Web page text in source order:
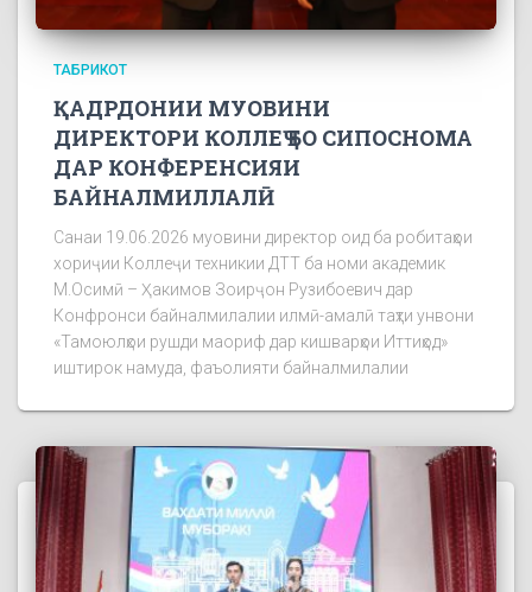
ТАБРИКОТ
ҚАДРДОНИИ МУОВИНИ
ДИРЕКТОРИ КОЛЛЕҶ БО СИПОСНОМА
ДАР КОНФЕРЕНСИЯИ
БАЙНАЛМИЛЛАЛӢ
Санаи 19.06.2026 муовини директор оид ба робитаҳои
хориҷии Коллеҷи техникии ДТТ ба номи академик
М.Осимӣ – Ҳакимов Зоирҷон Рузибоевич дар
Конфронси байналмилалии илмӣ-амалӣ таҳти унвони
«Тамоюлҳои рушди маориф дар кишварҳои Иттиҳод»
иштирок намуда, фаъолияти байналмилалии